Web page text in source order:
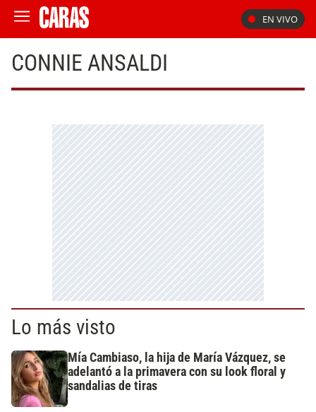
EN VIVO
CONNIE ANSALDI
Lo más visto
Mía Cambiaso, la hija de María Vázquez, se
adelantó a la primavera con su look floral y
sandalias de tiras